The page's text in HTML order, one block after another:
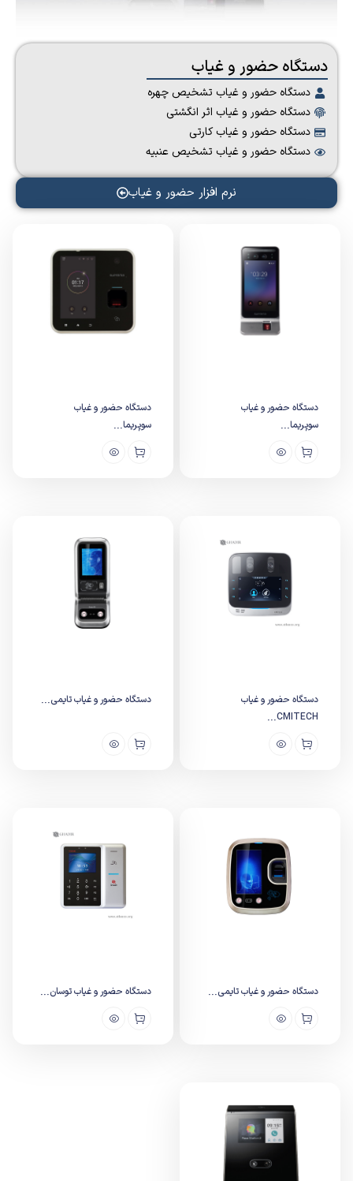
دستگاه حضور و غیاب
دستگاه حضور و غیاب تشخیص چهره
دستگاه حضور و غیاب اثر انگشتی
دستگاه حضور و غیاب کارتی
دستگاه حضور و غیاب تشخیص عنبیه
نرم افزار حضور و غیاب
دستگاه حضور و غیاب
سوپریما...
دستگاه حضور و غیاب
سوپریما...
دستگاه حضور و غیاب
CMITECH...
دستگاه حضور و غیاب تایمی...
دستگاه حضور و غیاب تایمی... دستگاه حضور و غیاب توسان...